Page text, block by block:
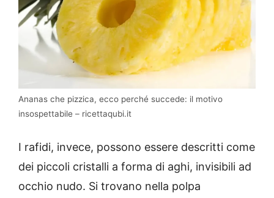
Ananas che pizzica, ecco perché succede: il motivo
insospettabile – ricettaqubi.it
I rafidi, invece, possono essere descritti come
dei piccoli cristalli a forma di aghi, invisibili ad
occhio nudo. Si trovano nella polpa